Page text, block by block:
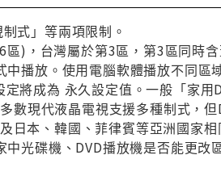
式」等兩項限制。
)，台灣屬於第3區，第3區同時
播放。使用電腦軟體播放不同區
將成為 永久設定值。一般「家用
數現代液晶電視支援多種制式，
日本、韓國、菲律賓等亞洲國家相
光碟機、DVD播放機是否能更改